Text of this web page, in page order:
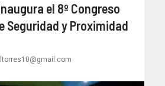
el 8º Congreso
Seguridad y Proximidad